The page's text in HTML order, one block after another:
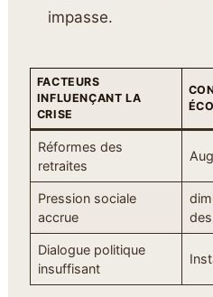
impasse.
FACTEURS
INFLUENÇANT LA
CRISE
Réformes des
retraites
Pression sociale
accrue
Dialogue politique
insuffisant